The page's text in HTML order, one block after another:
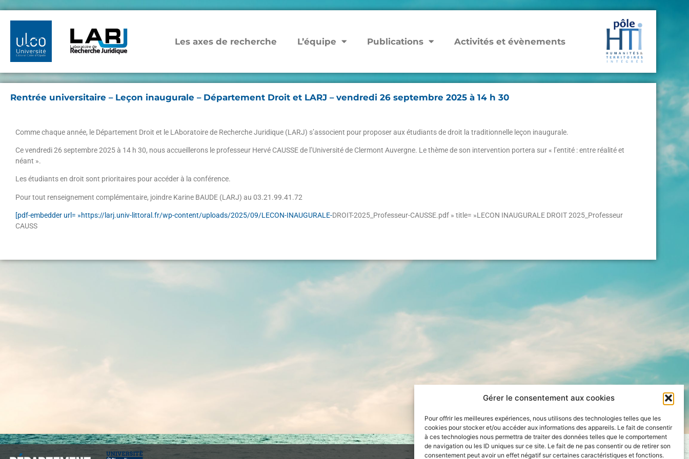
Gérer le consentement aux cookies
Pour offrir les meilleures expériences, nous utilisons des technologies telles que les
cookies pour stocker et/ou accéder aux informations des appareils. Le fait de consentir
à ces technologies nous permettra de traiter des données telles que le comportement
de navigation ou les ID uniques sur ce site. Le fait de ne pas consentir ou de retirer son
consentement peut avoir un effet négatif sur certaines caractéristiques et fonctions.
Les axes de recherche L’équipe Publications Activités et évènements
Rentrée universitaire – Leçon inaugurale – Département Droit et LARJ – vendredi 26 septembre 2025 à 14 h 30
Comme chaque année, le Département Droit et le LAboratoire de Recherche Juridique (LARJ) s’associent pour proposer aux étudiants de droit la traditionnelle leçon inaugurale.
Ce vendredi 26 septembre 2025 à 14 h 30, nous accueillerons le professeur Hervé CAUSSE de l’Université de Clermont Auvergne. Le thème de son intervention portera sur « l’entité : entre réalité et
néant ».
Les étudiants en droit sont prioritaires pour accéder à la conférence.
Pour tout renseignement complémentaire, joindre Karine BAUDE (LARJ) au 03.21.99.41.72
[pdf-embedder url= »https://larj.univ-littoral.fr/wp-content/uploads/2025/09/LECON-INAUGURALE-DROIT-2025_Professeur-CAUSSE.pdf » title= »LECON INAUGURALE DROIT 2025_Professeur
CAUSS